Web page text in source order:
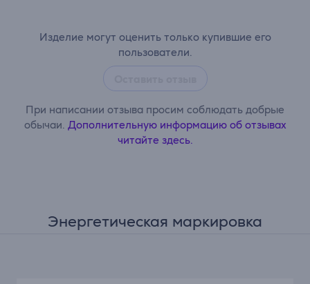
Изделие могут оценить только купившие его
пользователи.
При написании отзыва просим соблюдать добрые
обычаи. Дополнительную информацию об отзывах
читайте здесь.
Энергетическая маркировка